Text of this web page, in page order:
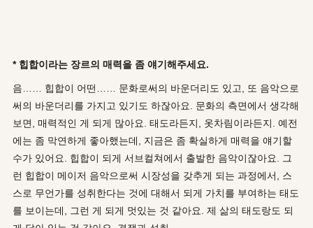
* 힙합이라는 장르의 매력을 좀 얘기해주세요.
음…… 힙합이 어떤…… 문화로써의 바운더리도 있고, 또 음악으로
써의 바운더리를 가지고 있기도 하잖아요. 문화의 측면에서 생각해
보면, 매력적인 게 되게 많아요. 태도라든지, 옷차림이라든지. 예전
에는 좀 막연하게 좋아했는데, 지금은 좀 확실하게 매력을 얘기할
수가 있어요. 힙합이 되게 서브컬쳐에서 출발한 음악이잖아요. 그
런 힙합이 메이저 음악으로써 시장성을 갖추게 되는 과정에서, 스
스로 무언가를 성취한다는 것에 대해서 되게 가치를 부여하는 태도
를 보이는데, 그런 게 되게 멋있는 것 같아요. 제 삶의 태도랑도 되